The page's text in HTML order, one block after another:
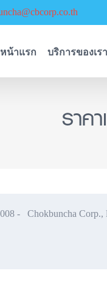
หน้าแรก บริการของเรา
ราค
- Chokbuncha